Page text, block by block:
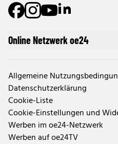
Online Netzwerk oe24
Allgemeine
Datenschutzerklärung
Cookie-Liste
Cookie-Einstellungen und
Werben im oe24-Netzwerk
Werben auf oe24TV